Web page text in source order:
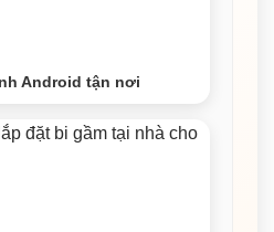
Android tận nơi